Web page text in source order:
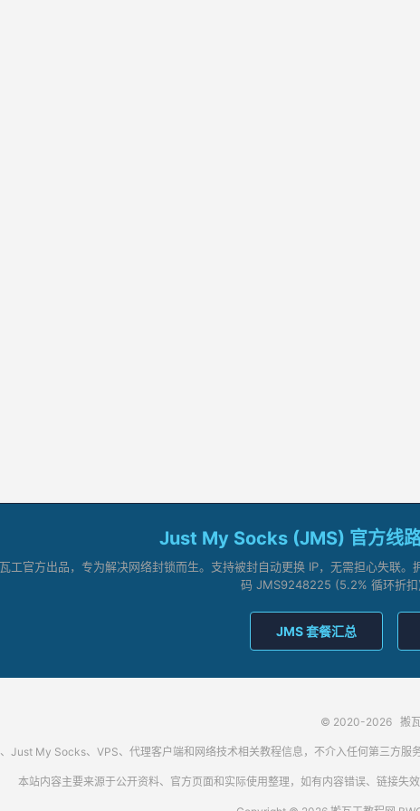
Just My Socks (JMS) 官方线
工官方出品，专为解决网络封锁而生。支持被封自动更换 IP，无需担心失联
码 JMS9248225 (5.2% 循环折扣)
JMS 套餐汇总
© 2020-2026 搬
Just My Socks、VPS、代理客户端和网络技术相关教程信息，不介入任何第三方服
本站内容主要来源于公开资料、官方页面和实际使用整理，如有内容错误、链接失